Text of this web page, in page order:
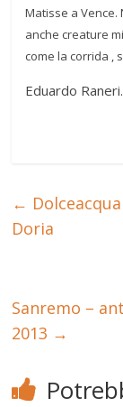
Matisse a
anche creature
come la corrida ,
Eduardo Raneri.
←
Doria
Sanremo –
2013 →